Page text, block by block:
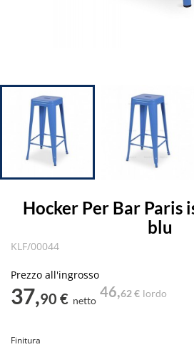
Hocker Per Bar Paris
blu
KLF/00044
Prezzo all'ingrosso
37,90 € netto
46,62 € lordo
Finitura